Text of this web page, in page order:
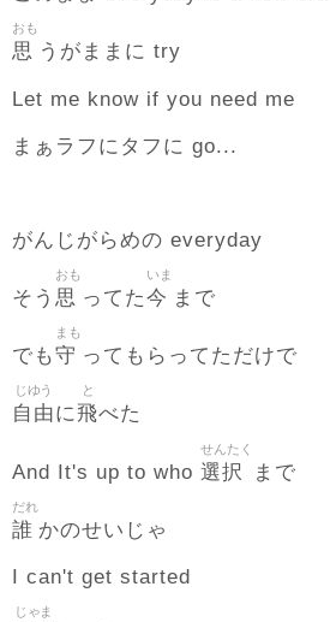
思
おも
うがままに try
Let me know if you need me
まぁラフにタフに go...
がんじがらめの everyday
そう 思
おも
ってた今
いま
まで
でも守
まも
ってもらってただけで
自由
じゆう
に飛
と
べた
And It's up to who 選択
せんたく
まで
誰
だれ
かのせいじゃ
I can't get started
じゃま